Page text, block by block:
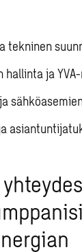
tekninen
hallinta ja